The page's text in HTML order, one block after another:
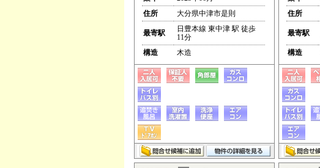
住所
大分県中津市是則
最寄駅
日豊本線 東中津 駅 徒歩
11分
構造
木造
住所
最寄駅
構造